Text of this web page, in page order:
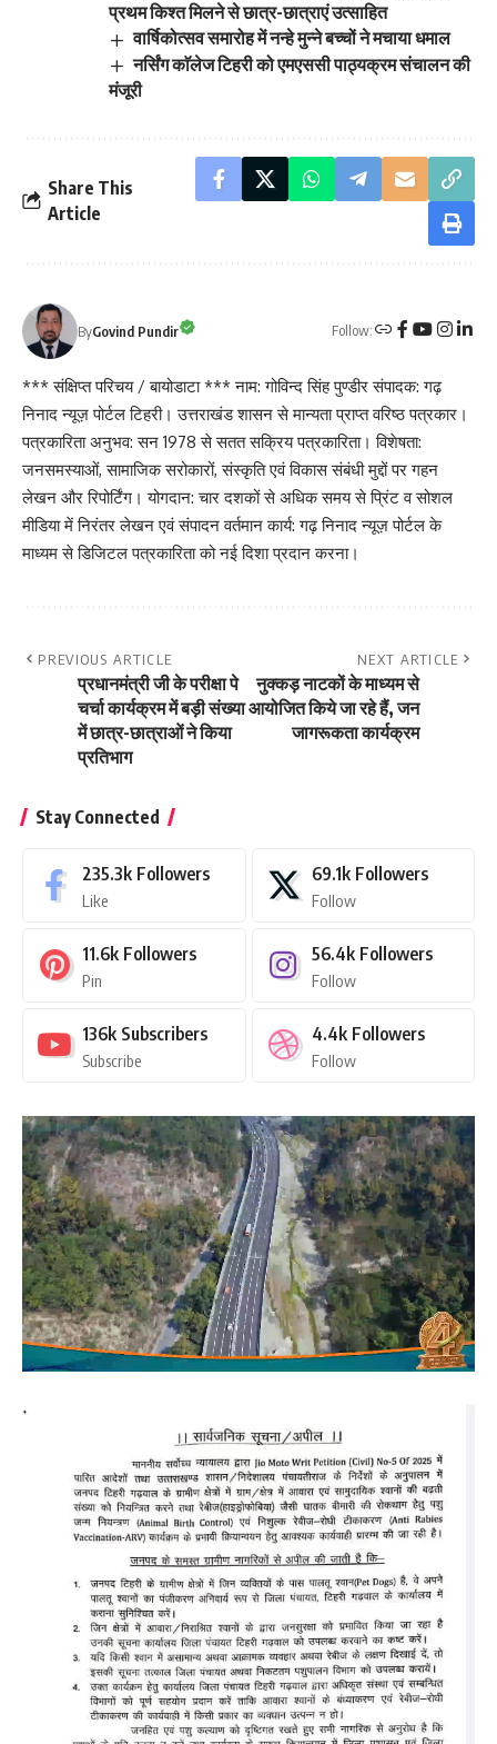
प्रथम किश्त मिलने से छात्र-छात्राएं उत्साहित
वार्षिकोत्सव समारोह में नन्हे मुन्ने बच्चों ने मचाया धमाल
नर्सिंग काॅलेज टिहरी को एमएससी पाठ्यक्रम संचालन की
मंजूरी
Share This
Article
ByGovind Pundir Follow:
*** संक्षिप्त परिचय / बायोडाटा *** नाम: गोविन्द सिंह पुण्डीर संपादक: गढ़
निनाद न्यूज़ पोर्टल टिहरी। उत्तराखंड शासन से मान्यता प्राप्त वरिष्ठ पत्रकार।
पत्रकारिता अनुभव: सन 1978 से सतत सक्रिय पत्रकारिता। विशेषता:
जनसमस्याओं, सामाजिक सरोकारों, संस्कृति एवं विकास संबंधी मुद्दों पर गहन
लेखन और रिपोर्टिंग। योगदान: चार दशकों से अधिक समय से प्रिंट व सोशल
मीडिया में निरंतर लेखन एवं संपादन वर्तमान कार्य: गढ़ निनाद न्यूज़ पोर्टल के
माध्यम से डिजिटल पत्रकारिता को नई दिशा प्रदान करना।
PREVIOUS ARTICLE
प्रधानमंत्री जी के परीक्षा पे
चर्चा कार्यक्रम में बड़ी संख्या
में छात्र-छात्राओं ने किया
प्रतिभाग
NEXT ARTICLE
नुक्कड़ नाटकों के माध्यम से
आयोजित किये जा रहे हैं, जन
जागरूकता कार्यक्रम
Stay Connected
235.3k Followers
Like
69.1k Followers
Follow
11.6k Followers
Pin
56.4k Followers
Follow
136k Subscribers
Subscribe
4.4k Followers
Follow